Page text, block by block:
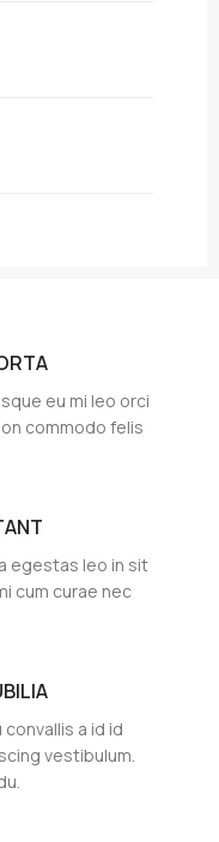
eu mi leo orci
commodo felis
egestas leo in sit
cum curae nec
a id id
vestibulum.